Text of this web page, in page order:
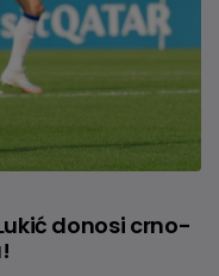
Lukić donosi crno-